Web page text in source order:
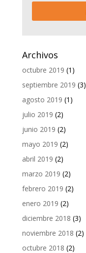
Archivos
octubre 2019 (1)
septiembre 2019 (3)
agosto 2019 (1)
julio 2019 (2)
junio 2019 (2)
mayo 2019 (2)
abril 2019 (2)
marzo 2019 (2)
febrero 2019 (2)
enero 2019 (2)
diciembre 2018 (3)
noviembre 2018 (2)
octubre 2018 (2)